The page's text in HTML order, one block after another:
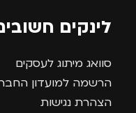
לינקים
סוואג מיתוג לעסקים
הרשמה למועדון
הצהרת נגישות